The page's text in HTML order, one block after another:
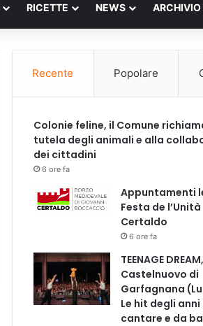
RICETTE NEWS ARCHIVIO
Recente Popolare
Colonie feline, il Comune
tutela degli animali e alla
dei cittadini
6 ore fa
Appuntamenti
Festa de l’Unità
Certaldo
6 ore fa
TEENAGE
Castelnuovo di
Garfagnana
Le hit degli
cantare e da